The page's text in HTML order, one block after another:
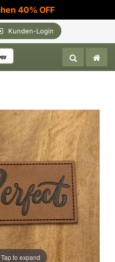
40% OFF
Kunden-Login
Tap to expand